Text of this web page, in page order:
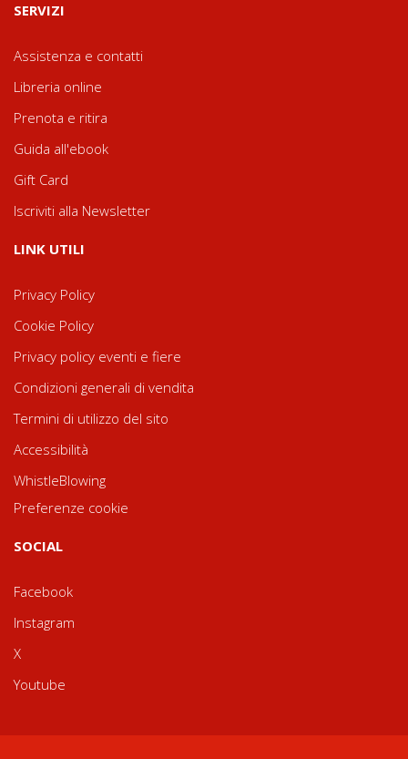
SERVIZI
Assistenza e contatti
Libreria online
Prenota e ritira
Guida all'ebook
Gift Card
Iscriviti alla Newsletter
LINK UTILI
Privacy Policy
Cookie Policy
Privacy policy eventi e fiere
Condizioni generali di vendita
Termini di utilizzo del sito
Accessibilità
WhistleBlowing
Preferenze cookie
SOCIAL
Facebook
Instagram
X
Youtube